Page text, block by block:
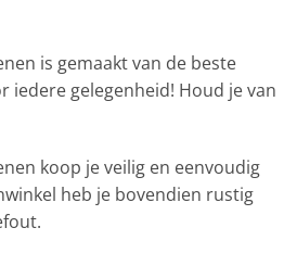
is gemaakt van de beste
iedere gelegenheid! Houd je van
koop je veilig en eenvoudig
heb je bovendien rustig